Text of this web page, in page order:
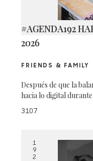
#AGENDA192
2026
FRIENDS & FAMILY
Después de que la
hacia lo digital
3107
1
9
2